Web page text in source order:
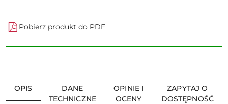
Pobierz produkt do PDF
OPIS
DANE
TECHNICZNE
OPINIE I
OCENY
ZAPYTAJ O
DOSTĘPNOŚĆ